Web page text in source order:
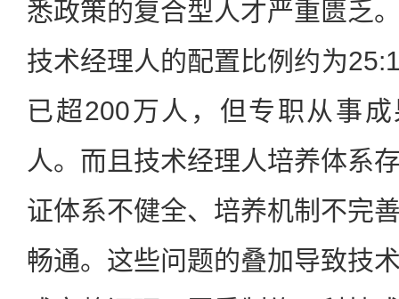
悉政策的复合型人才严重匮乏
技术经理人的配置比例约为
已超200万人，但专职从事
人。而且技术经理人培养体系
证体系不健全、培养机制不完
畅通。这些问题的叠加导致技